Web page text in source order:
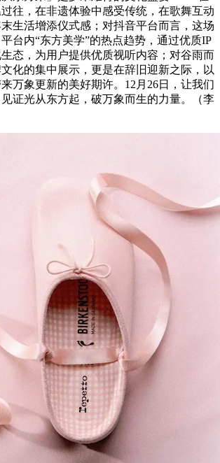
往，在非遗体验中感受传统，在歌舞互动
生活增添仪式感；对抖音平台而言，这场
台内“东方美学”的热点趋势，通过优质IP
态，为用户提供优质视听内容；对谷雨而
化的集中展示，更是在辞旧迎新之际，以
万象更新的美好期许。12月26日，让我们
证光从东方起，破万象而生的力量。（李